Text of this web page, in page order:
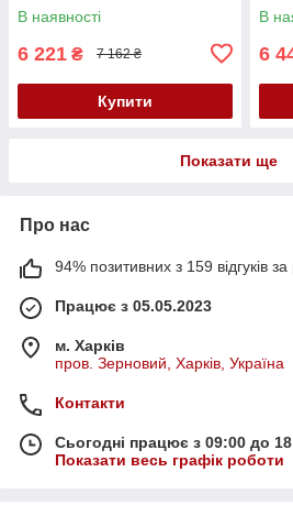
В наявності
6 221 ₴ 7 162 ₴
Купити
В
6
Показати ще
Про нас
94% позитивних з 159 відгуків за
Працює з 05.05.2023
м. Харків
пров. Зерновий, Харків, Україна
Контакти
Сьогодні працює з 09:00 до
Показати весь графік роботи